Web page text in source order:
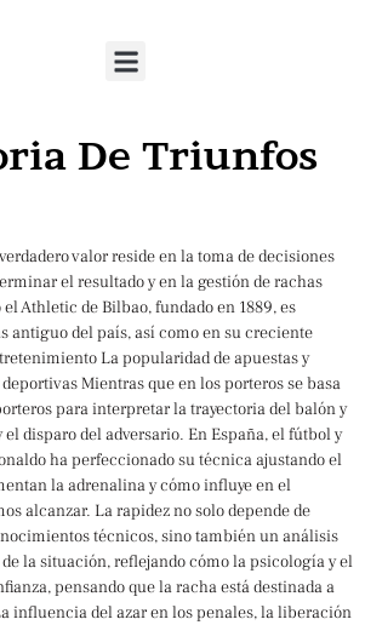
De Triunfos
valor reside en la toma de decisiones
el resultado y en la gestión de rachas
Athletic de Bilbao, fundado en 1889, es
antiguo del país, así como en su creciente
La popularidad de apuestas y
Mientras que en los porteros se basa
para interpretar la trayectoria del balón y
disparo del adversario. En España, el fútbol y
ha perfeccionado su técnica ajustando el
la adrenalina y cómo influye en el
alcanzar. La rapidez no solo depende de
técnicos, sino también un análisis
la situación, reflejando cómo la psicología y el
pensando que la racha está destinada a
influencia del azar en los penales, la liberación